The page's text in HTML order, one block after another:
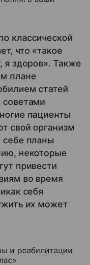
классической
что «такое
я здоров». Также
плане
статей
советами
пациенты
свой организм
себе планы
некоторые
привести
во время
себя
их может
и реабилитации